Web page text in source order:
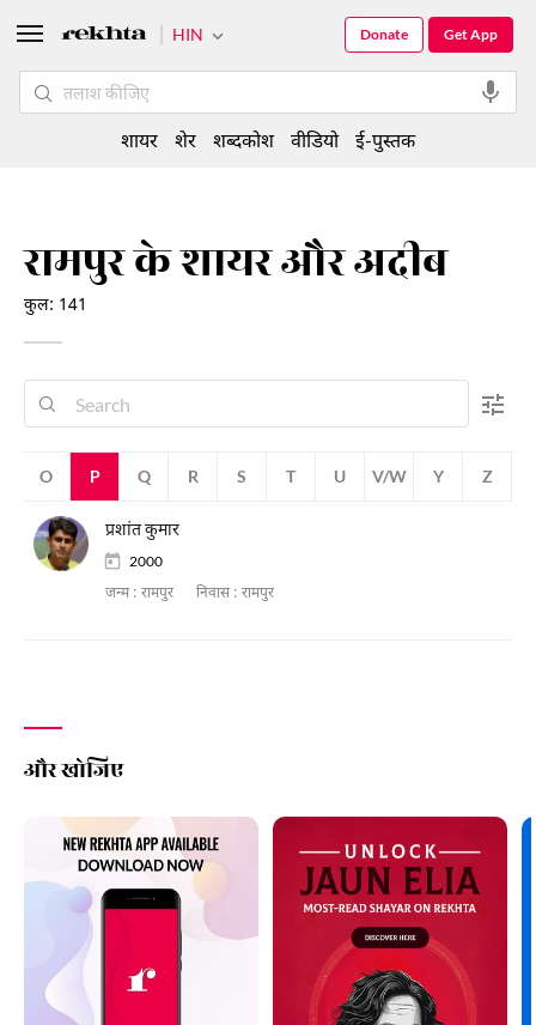
रामपुर के शायर और अदीब
कुल: 141
O P Q R S T U V/W Y Z
प्रशांत कुमार
2000
जन्म : रामपुर निवास : रामपुर
और खोजिए
HIN Get App
Donate
शायर शेर शब्दकोश वीडियो ई-पुस्तक